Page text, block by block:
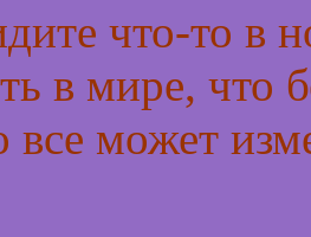
что-то в
в мире, что
все может